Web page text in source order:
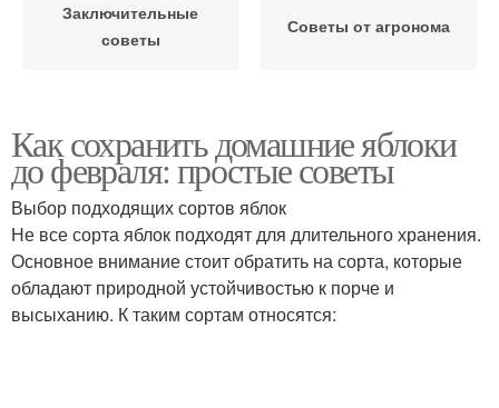
Заключительные
советы
Советы от агронома
Как сохранить домашние яблоки
до февраля: простые советы
Выбор подходящих сортов яблок
Не все сорта яблок подходят для длительного хранения.
Основное внимание стоит обратить на сорта, которые
обладают природной устойчивостью к порче и
высыханию. К таким сортам относятся: